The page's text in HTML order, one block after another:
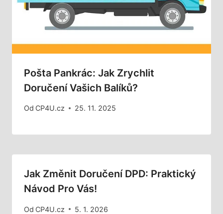
Pošta Pankrác: Jak Zrychlit
Doručení Vašich Balíků?
Od CP4U.cz 25. 11. 2025
Jak Změnit Doručení DPD: Praktický
Návod Pro Vás!
Od CP4U.cz 5. 1. 2026